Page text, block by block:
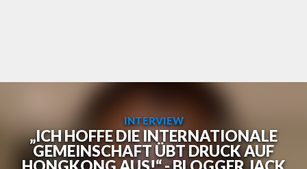
INTERVIEW
„ICH HOFFE DIE INTERNATIONALE
GEMEINSCHAFT ÜBT DRUCK AUF